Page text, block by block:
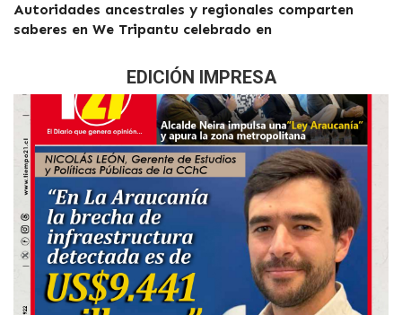
Autoridades ancestrales y regionales comparten
saberes en We Tripantu celebrado en
EDICIÓN IMPRESA